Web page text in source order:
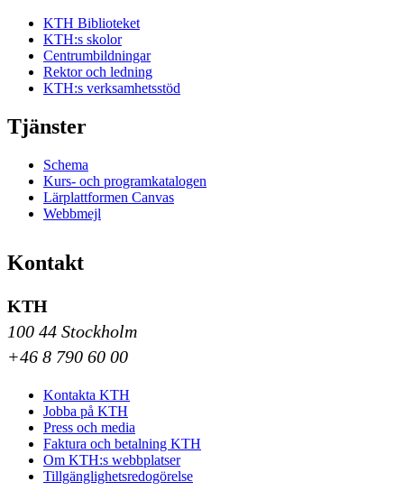
KTH Biblioteket
KTH:s skolor
Centrumbildningar
Rektor och ledning
KTH:s verksamhetsstöd
Tjänster
Schema
Kurs- och programkatalogen
Lärplattformen Canvas
Webbmejl
Kontakt
KTH
100 44 Stockholm
+46 8 790 60 00
Kontakta KTH
Jobba på KTH
Press och media
Faktura och betalning KTH
Om KTH:s webbplatser
Tillgänglighetsredogörelse